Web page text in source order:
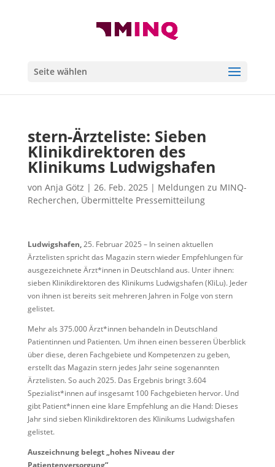
Seite wählen
stern-Ärzteliste: Sieben
Klinikdirektoren des
Klinikums Ludwigshafen
von Anja Götz | 26. Feb. 2025 | Meldungen zu MINQ-
Recherchen, Übermittelte Pressemitteilung
Ludwigshafen,25. Februar 2025 – In seinen aktuellen
Ärztelisten spricht das Magazin stern wieder Empfehlungen für
ausgezeichnete Ärzt*innen in Deutschland aus. Unter ihnen:
sieben Klinikdirektoren des Klinikums Ludwigshafen (KliLu). Jeder
von ihnen ist bereits seit mehreren Jahren in Folge von stern
gelistet.
Mehr als 375.000 Ärzt*innen behandeln in Deutschland
Patientinnen und Patienten. Um ihnen einen besseren Überblick
über diese, deren Fachgebiete und Kompetenzen zu geben,
erstellt das Magazin stern jedes Jahr seine sogenannten
Ärztelisten. So auch 2025. Das Ergebnis bringt 3.604
Spezialist*innen auf insgesamt 100 Fachgebieten hervor. Und
gibt Patient*innen eine klare Empfehlung an die Hand: Dieses
Jahr sind sieben Klinikdirektoren des Klinikums Ludwigshafen
gelistet.
Auszeichnung belegt „hohes Niveau der
Patientenversorgung“